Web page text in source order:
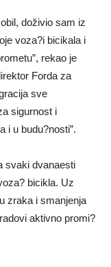
doživio sam iz
voza?i bicikala i
rekao je
Forda za
sve
sigurnost i
i u budu?nosti”.
svaki dvanaesti
bicikla. Uz
zraka i smanjenja
aktivno promi?